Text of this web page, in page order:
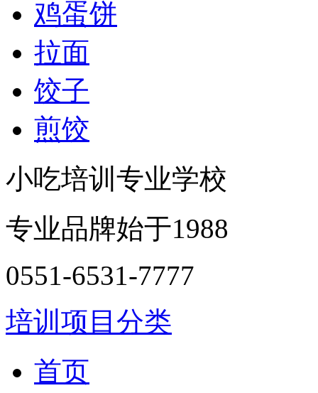
鸡蛋饼
拉面
饺子
煎饺
小吃培训专业学校
专业品牌始于1988
0551-6531-7777
培训项目分类
首页